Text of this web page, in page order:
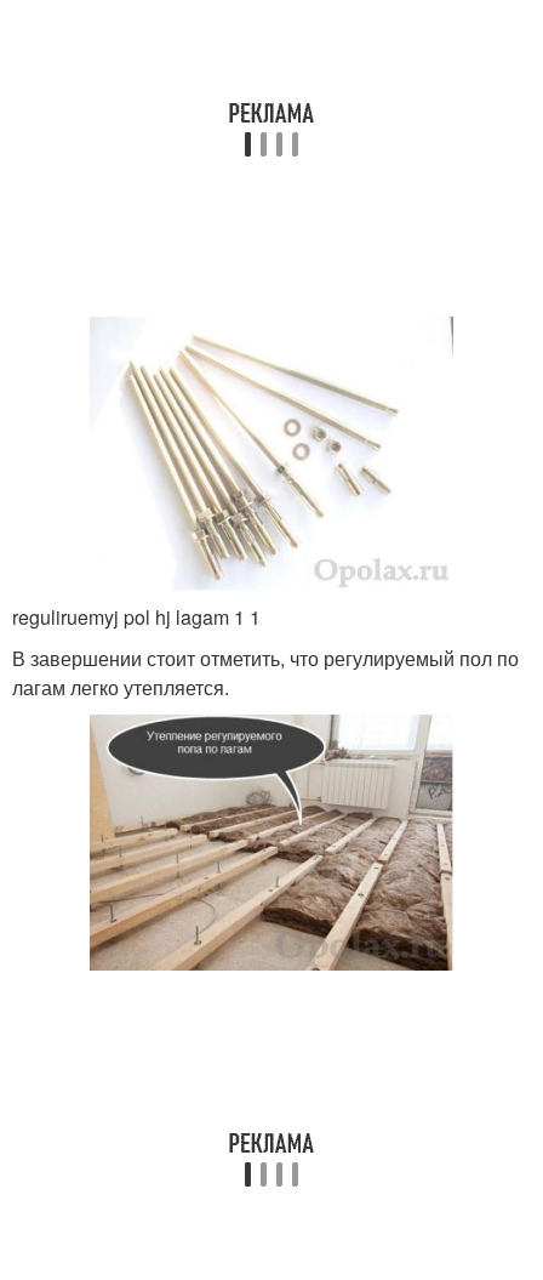
reguliruemyj pol hj lagam 1 1
В завершении стоит отметить, что регулируемый пол по
лагам легко утепляется.